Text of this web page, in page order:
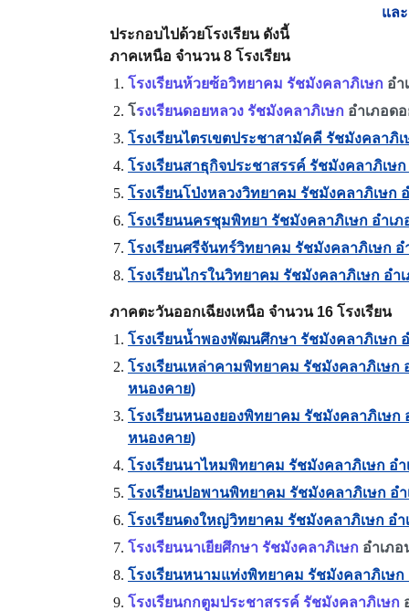
แล
ประกอบไปด้วยโรงเรียน ดังนี้
ภาคเหนือ จำนวน 8 โรงเรียน
โรงเรียนห้วยซ้อวิทยาคม รัชมังคลาภิเษก อำ
โรงเรียนดอยหลวง รัชมังคลาภิเษก อำเภอด
โรงเรียนไตรเขตประชาสามัคคี รัชมังคลาภิ
โรงเรียนสาธุกิจประชาสรรค์ รัชมังคลาภิเษก
โรงเรียนโป่งหลวงวิทยาคม รัชมังคลาภิเษก
โรงเรียนนครชุมพิทยา รัชมังคลาภิเษก อำเ
โรงเรียนศรีจันทร์วิทยาคม รัชมังคลาภิเษก
โรงเรียนไกรในวิทยาคม รัชมังคลาภิเษก อำ
ภาคตะวันออกเฉียงเหนือ จำนวน 16 โรงเรียน
โรงเรียนน้ำพองพัฒนศึกษา รัชมังคลาภิเษก
โรงเรียนเหล่าคามพิทยาคม รัชมังคลาภิเษ
หนองคาย)
โรงเรียนหนองยองพิทยาคม รัชมังคลาภิเษ
หนองคาย)
โรงเรียนนาไหมพิทยาคม รัชมังคลาภิเษก อ
โรงเรียนปอพานพิทยาคม รัชมังคลาภิเษก อ
โรงเรียนดงใหญ่วิทยาคม รัชมังคลาภิเษก อ
โรงเรียนนาเยียศึกษา รัชมังคลาภิเษก อำเภอ
โรงเรียนหนามแท่งพิทยาคม รัชมังคลาภิเษ
โรงเรียนกกตูมประชาสรรค์ รัชมังคลาภิเษก